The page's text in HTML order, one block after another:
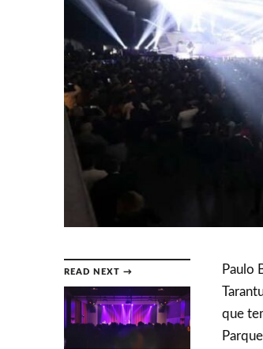
READ NEXT →
Paulo
que